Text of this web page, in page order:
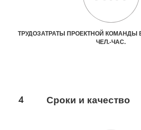
ТРУДОЗАТРАТЫ ПРОЕКТНОЙ КОМАНДЫ
ЧЕЛ.-ЧАС.
4 Сроки и качество